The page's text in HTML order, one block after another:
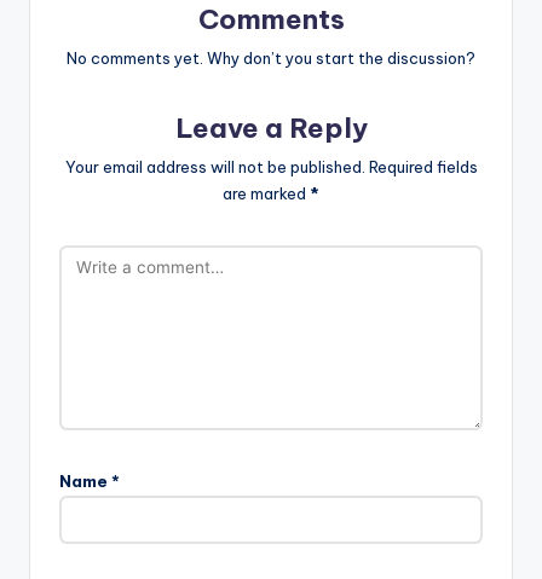
Comments
No comments yet. Why don’t you start the discussion?
Leave a Reply
Your email address will not be published. Required fields
are marked *
Name *